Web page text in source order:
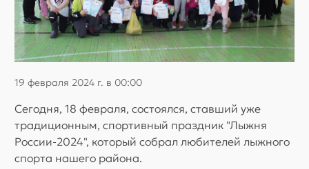
19 февраля 2024 г. в 00:00
Сегодня, 18 февраля, состоялся, ставший уже
традиционным, спортивный праздник "Лыжня
России-2024", который собрал любителей лыжного
спорта нашего района.